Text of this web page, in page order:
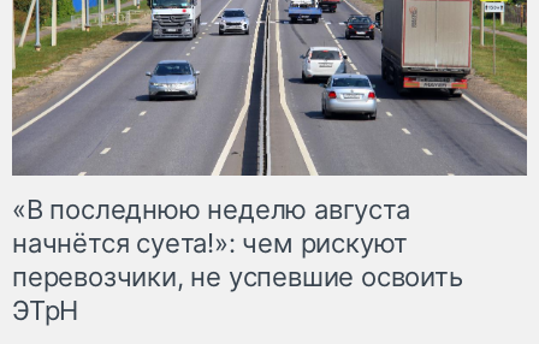
«В последнюю неделю августа
начнётся суета!»: чем рискуют
перевозчики, не успевшие освоить
ЭТрН